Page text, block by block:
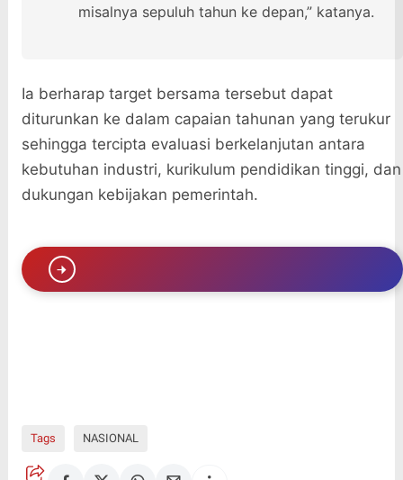
misalnya sepuluh tahun ke depan,” katanya.
Ia berharap target bersama tersebut dapat
diturunkan ke dalam capaian tahunan yang terukur
sehingga tercipta evaluasi berkelanjutan antara
kebutuhan industri, kurikulum pendidikan tinggi, dan
dukungan kebijakan pemerintah.
Tags NASIONAL